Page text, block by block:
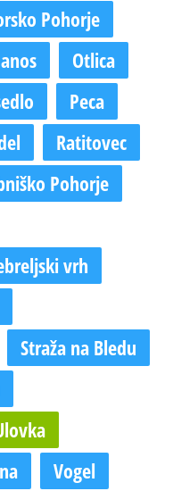
Pohorje
Otlica
Peca
Ratitovec
Pohorje
vrh
Straža na Bledu
Vogel